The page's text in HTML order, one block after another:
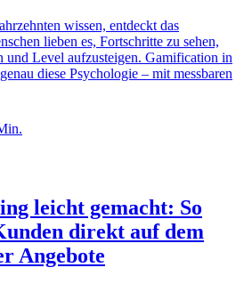
wissen, entdeckt das
lieben es, Fortschritte zu sehen,
und Level aufzusteigen. Gamification in
diese Psychologie – mit messbaren
leicht gemacht: So
direkt auf dem
Angebote